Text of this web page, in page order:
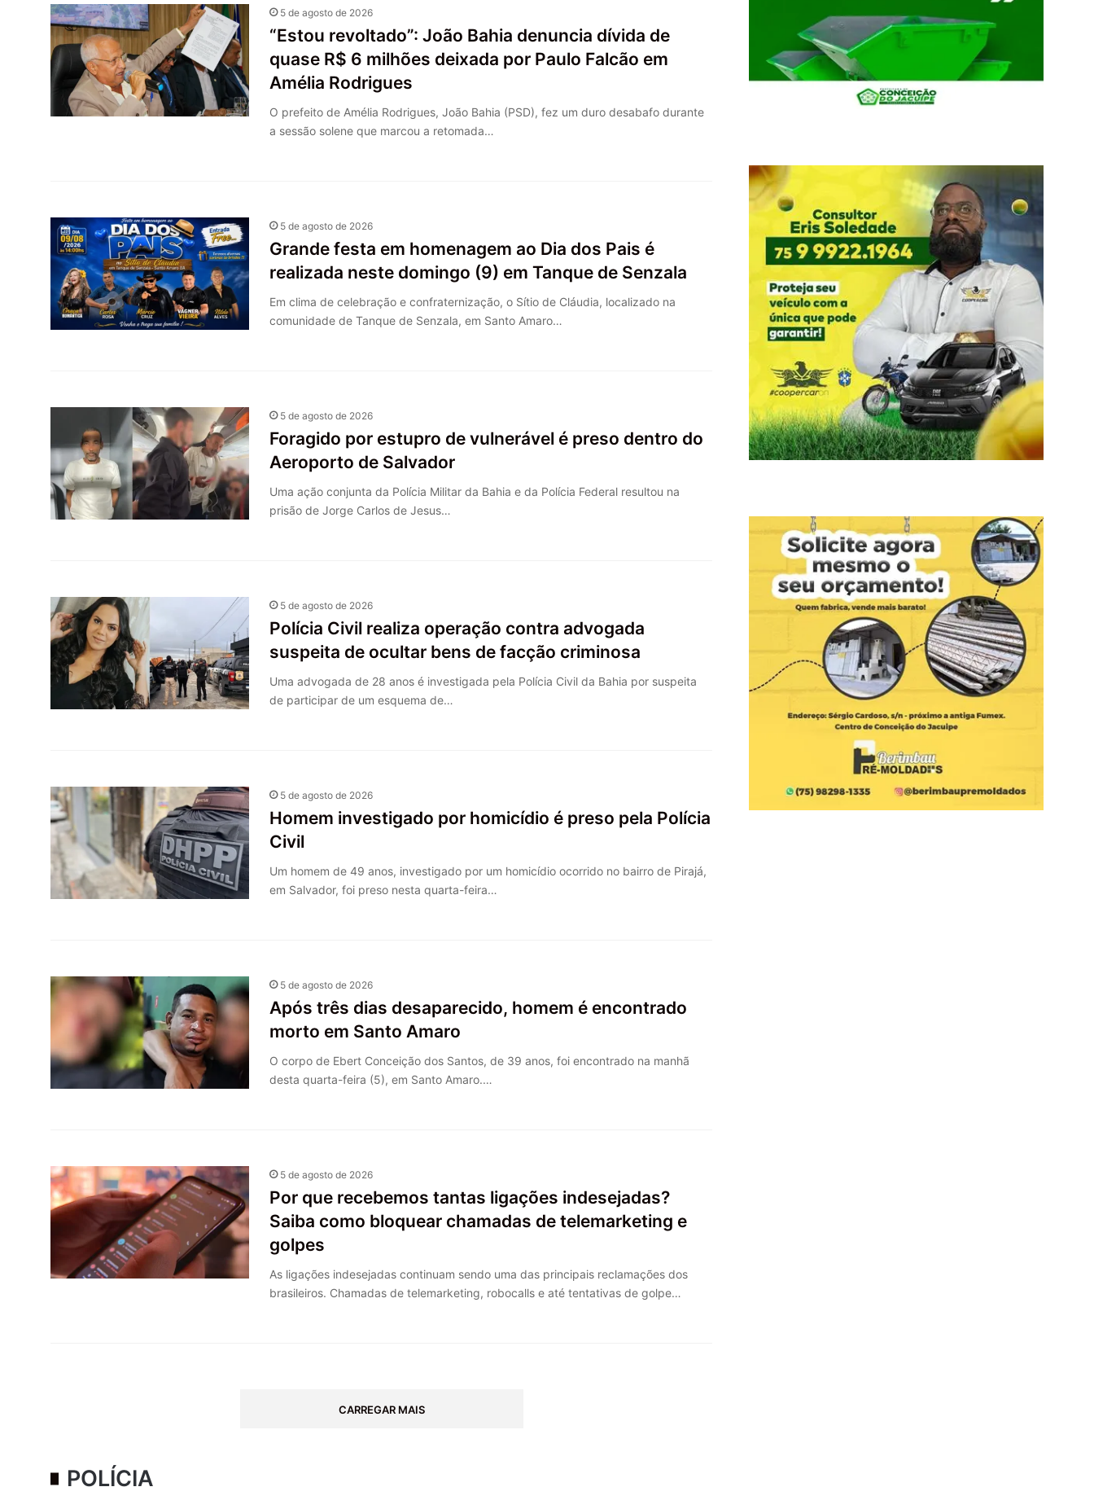
5 de agosto de 2026
“Estou revoltado”: João Bahia denuncia dívida de
quase R$ 6 milhões deixada por Paulo Falcão em
Amélia Rodrigues
O prefeito de Amélia Rodrigues, João Bahia (PSD), fez um duro desabafo durante
a sessão solene que marcou a retomada…
5 de agosto de 2026
Grande festa em homenagem ao Dia dos Pais é
realizada neste domingo (9) em Tanque de Senzala
Em clima de celebração e confraternização, o Sítio de Cláudia, localizado na
comunidade de Tanque de Senzala, em Santo Amaro…
5 de agosto de 2026
Foragido por estupro de vulnerável é preso dentro do
Aeroporto de Salvador
Uma ação conjunta da Polícia Militar da Bahia e da Polícia Federal resultou na
prisão de Jorge Carlos de Jesus…
5 de agosto de 2026
Polícia Civil realiza operação contra advogada
suspeita de ocultar bens de facção criminosa
Uma advogada de 28 anos é investigada pela Polícia Civil da Bahia por suspeita
de participar de um esquema de…
5 de agosto de 2026
Homem investigado por homicídio é preso pela Polícia
Civil
Um homem de 49 anos, investigado por um homicídio ocorrido no bairro de Pirajá,
em Salvador, foi preso nesta quarta-feira…
5 de agosto de 2026
Após três dias desaparecido, homem é encontrado
morto em Santo Amaro
O corpo de Ebert Conceição dos Santos, de 39 anos, foi encontrado na manhã
desta quarta-feira (5), em Santo Amaro.…
5 de agosto de 2026
Por que recebemos tantas ligações indesejadas?
Saiba como bloquear chamadas de telemarketing e
golpes
As ligações indesejadas continuam sendo uma das principais reclamações dos
brasileiros. Chamadas de telemarketing, robocalls e até tentativas de golpe…
CARREGAR MAIS
POLÍCIA